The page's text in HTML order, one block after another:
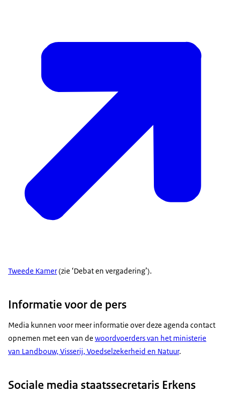
Tweede Kamer(zie ‘Debat en vergadering’).
Informatie voor de pers
Media kunnen voor meer informatie over deze agenda contact
opnemen met een van de woordvoerders van het ministerie
van Landbouw, Visserij, Voedselzekerheid en Natuur.
Sociale media staatssecretaris Erkens